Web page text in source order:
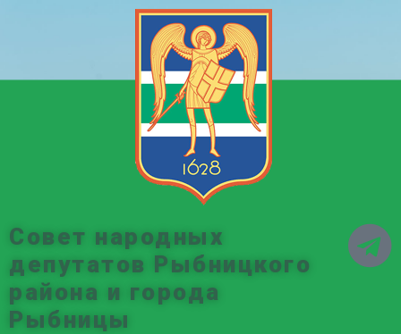
Совет народных
депутатов Рыбницкого
района и города
Рыбницы